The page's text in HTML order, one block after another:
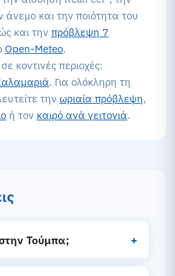
άνεμο και την ποιότητα του
και την πρόβλεψη 7
Open-Meteo.
κοντινές περιοχές:
. Για ολόκληρη τη
την ωριαία πρόβλεψη,
ή τον καιρό ανά γειτονιά.
Τούμπα;